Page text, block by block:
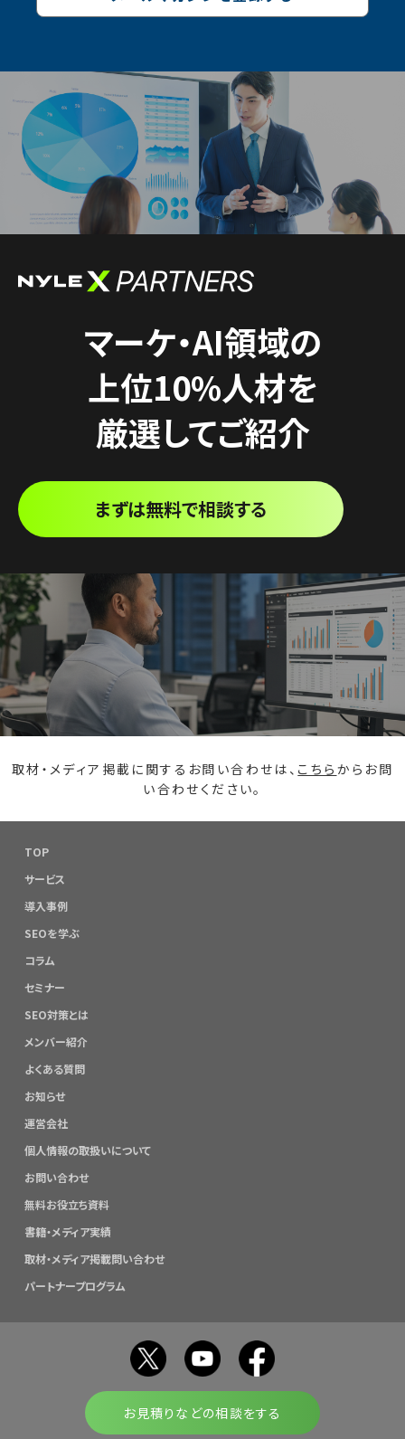
マーケ・AI領域の
上位10%人材を
厳選してご紹介
まずは無料で相談する
取材・メディア掲載に関するお問い合わせは、 こちら からお問
い合わせください。
TOP
サービス
導入事例
SEOを学ぶ
コラム
セミナー
SEO対策とは
メンバー紹介
よくある質問
お知らせ
運営会社
個人情報の取扱いについて
お問い合わせ
無料お役立ち資料
書籍・メディア実績
取材・メディア掲載問い合わせ
パートナープログラム
お見積りなどの相談をする